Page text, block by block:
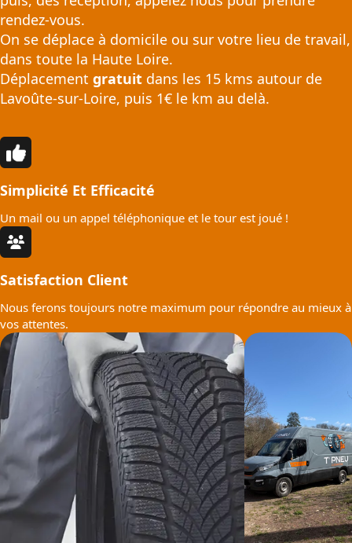
rendez-vous.
On se déplace à domicile ou sur votre lieu de travail,
dans toute la Haute Loire.
Déplacement gratuit dans les 15 kms autour de
Lavoûte-sur-Loire, puis 1€ le km au delà.
Simplicité Et Efficacité
Un mail ou un appel téléphonique et le tour est joué !
Satisfaction Client
Nous ferons toujours notre maximum pour répondre au mieux à
vos attentes.